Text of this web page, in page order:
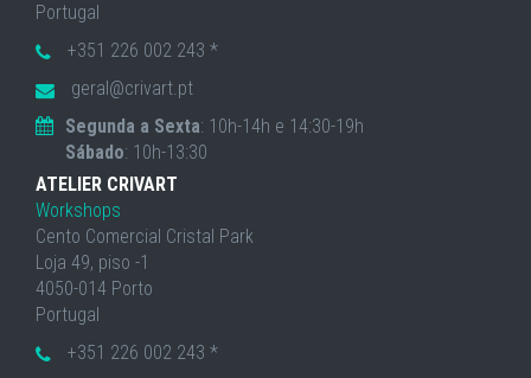
Portugal
+351 226 002 243 *
geral@crivart.pt
Segunda a Sexta: 10h-14h e 14:30-19h
Sábado: 10h-13:30
ATELIER CRIVART
Workshops
Cento Comercial Cristal Park
Loja 49, piso -1
4050-014 Porto
Portugal
+351 226 002 243 *